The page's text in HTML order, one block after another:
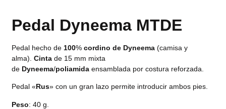
Pedal Dyneema MTDE
Pedal hecho de 100%cordino de Dyneema (camisa y
alma).Cinta de 15 mm mixta
de Dyneema/poliamida ensamblada por costura reforzada.
Pedal «Rus» con un gran lazo permite introducir ambos pies.
Peso: 40 g.